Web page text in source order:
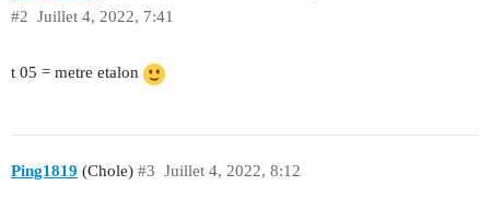
Juillet 4, 2022, 7:41
#2
t 05 = metre etalon
Ping1819 (Chole) Juillet 4, 2022, 8:12
#3